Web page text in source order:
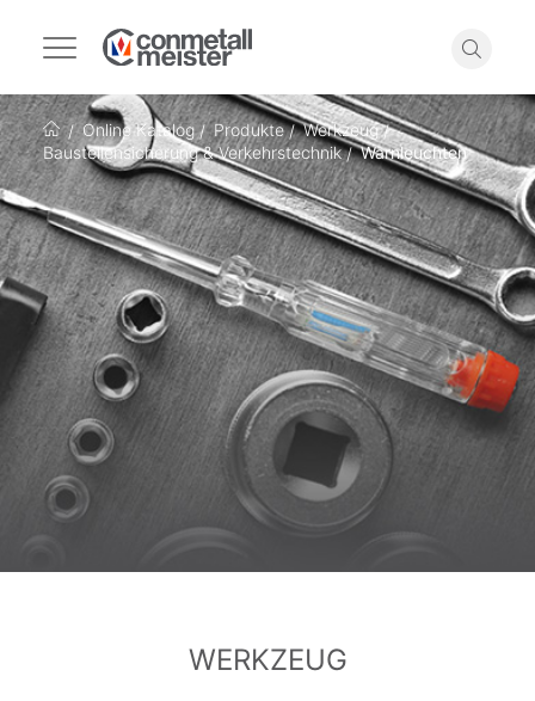
Navigation
umschalten
Suche
StartseiteOnline Katalog Produkte
Werkzeug
Baustellensicherung & Verkehrstechnik
Warnleuchten
WERKZEUG